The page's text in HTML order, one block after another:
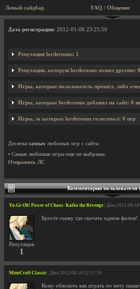
Левый сайдбар FAQ / Общение
Профиль пользователя
Дата регистрации: 2012-01-06 23:25:50
Репутация lorderonus: 1
Репутация, которую lorderonus менял другим:
Игры, которые пользователь прошёл, либо
Игры, которые lorderonus добавил на сайт: 0
Игры, за которые lorderonus голосовал: 0 игр
Десятка самых любимых игр с сайта:
• Самые любимые игры еще не выбраны.
Отправить ЛС
Комментарии пользователя
Yu-Gi-Oh! Power of Chaos: Kaiba the Revenge | Дата 2012-08-
Репутация
1
Бросте сылку где скачать одним фалом!
MineCraft Classic | Дата 2012-08-10 12:57:34
Кому обяснить как играть по нету